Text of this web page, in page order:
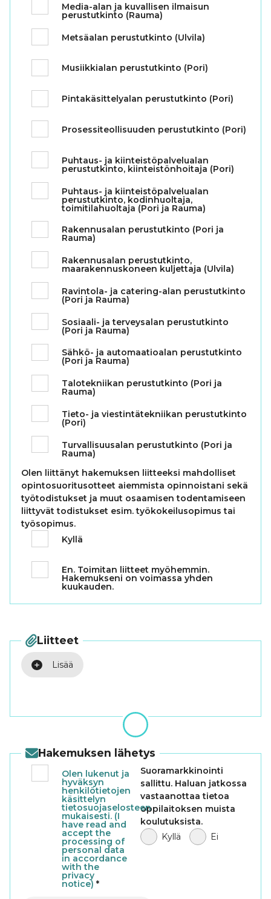
Media-alan ja kuvallisen ilmaisun
perustutkinto (Rauma)
Metsäalan perustutkinto (Ulvila)
Musiikkialan perustutkinto (Pori)
Pintakäsittelyalan perustutkinto (Pori)
Prosessiteollisuuden perustutkinto (Pori)
Puhtaus- ja kiinteistöpalvelualan
perustutkinto, kiinteistönhoitaja (Pori)
Puhtaus- ja kiinteistöpalvelualan
perustutkinto, kodinhuoltaja,
toimitilahuoltaja (Pori ja Rauma)
Rakennusalan perustutkinto (Pori ja
Rauma)
Rakennusalan perustutkinto,
maarakennuskoneen kuljettaja (Ulvila)
Ravintola- ja catering-alan perustutkinto
(Pori ja Rauma)
Sosiaali- ja terveysalan perustutkinto
(Pori ja Rauma)
Sähkö- ja automaatioalan perustutkinto
(Pori ja Rauma)
Talotekniikan perustutkinto (Pori ja
Rauma)
Tieto- ja viestintätekniikan perustutkinto
(Pori)
Turvallisuusalan perustutkinto (Pori ja
Rauma)
Olen liittänyt hakemuksen liitteeksi mahdolliset
opintosuoritusotteet aiemmista opinnoistani sekä
työtodistukset ja muut osaamisen todentamiseen
liittyvät todistukset esim. työkokeilusopimus tai
työsopimus.
Kyllä
En. Toimitan liitteet myöhemmin.
Hakemukseni on voimassa yhden
kuukauden.
Liitteet
Lisää
Hakemuksen lähetys
Olen lukenut ja
hyväksyn
henkilötietojen
käsittelyn
tietosuojaselosteen
mukaisesti. (I
have read and
accept the
processing of
personal data
in accordance
with the
privacy
notice) *
Suoramarkkinointi
sallittu. Haluan jatkossa
vastaanottaa tietoa
oppilaitoksen muista
koulutuksista.
Kyllä
Ei